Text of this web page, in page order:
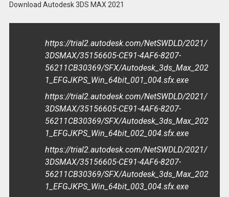
Download Autodesk 3DS MAX 2021
https://trial2.autodesk.com/NetSWDLD/2021/
3DSMAX/35156605-CE91-4AF6-8207-
56211CB30369/SFX/Autodesk_3ds_Max_202
1_EFGJKPS_Win_64bit_001_004.sfx.exe
https://trial2.autodesk.com/NetSWDLD/2021/
3DSMAX/35156605-CE91-4AF6-8207-
56211CB30369/SFX/Autodesk_3ds_Max_202
1_EFGJKPS_Win_64bit_002_004.sfx.exe
https://trial2.autodesk.com/NetSWDLD/2021/
3DSMAX/35156605-CE91-4AF6-8207-
56211CB30369/SFX/Autodesk_3ds_Max_202
1_EFGJKPS_Win_64bit_003_004.sfx.exe